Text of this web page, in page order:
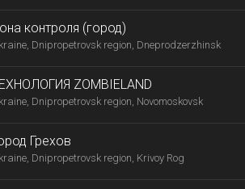
контроля (город)
Dnipropetrovsk region, Dneprodzerzhinsk
ZOMBIELAND
Dnipropetrovsk region, Novomoskovsk
Грехов
Dnipropetrovsk region, Krivoy Rog